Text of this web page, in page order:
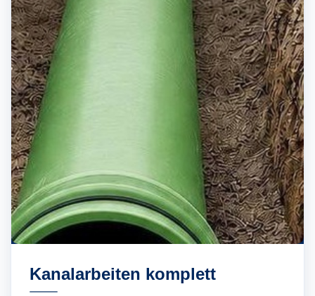
Kanalarbeiten komplett